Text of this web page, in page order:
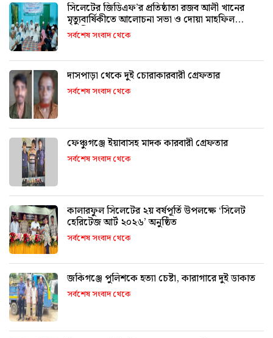
সিলেটের জিডিএফ’র প্রতিষ্ঠাতা রজব আলী খানের
মৃত্যুবার্ষিকীতে আলোচনা সভা ও দোয়া মাহফিল
অনুষ্ঠিত
সর্বশেষ সংবাদ থেকে
দাসপাড়া থেকে দুই চোরাকারবারী গ্রেফতার
সর্বশেষ সংবাদ থেকে
ফেঞ্চুগঞ্জে ইয়াবাসহ মাদক কারবারী গ্রেফতার
সর্বশেষ সংবাদ থেকে
কালারফুল সিলেটের ২য় বর্ষপূর্তি উপলক্ষে ‘সিলেট
হেরিটেজ আর্ট ২০২৬’ অনুষ্ঠিত
সর্বশেষ সংবাদ থেকে
জকিগঞ্জে পুলিশকে হত্যা চেষ্টা, কারাগারে দুই ডাকাত
সর্বশেষ সংবাদ থেকে